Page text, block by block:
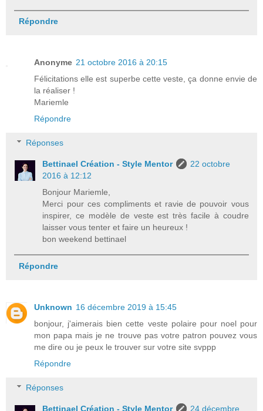
Répondre
Anonyme 21 octobre 2016 à 20:15
Félicitations elle est superbe cette veste, ça donne envie de
la réaliser !
Mariemle
Répondre
Réponses
Bettinael Création - Style Mentor
22 octobre
2016 à 12:12
Bonjour Mariemle,
Merci pour ces compliments et ravie de pouvoir vous
inspirer, ce modèle de veste est très facile à coudre
laisser vous tenter et faire un heureux !
bon weekend bettinael
Répondre
Unknown 16 décembre 2019 à 15:45
bonjour, j'aimerais bien cette veste polaire pour noel pour
mon papa mais je ne trouve pas votre patron pouvez vous
me dire ou je peux le trouver sur votre site svppp
Répondre
Réponses
Bettinael Création - Style Mentor
24 décembre